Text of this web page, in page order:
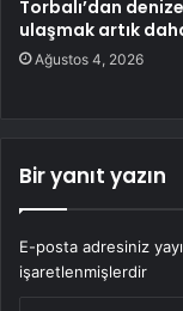
Torbalı’dan denize
ulaşmak artık
Ağustos 4, 2026
Bir yanıt yazın
E-posta adresiniz
işaretlenmişlerdir